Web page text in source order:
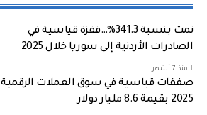
نمت بنسبة 341.3%…قفزة قياسية في
الصادرات الأردنية إلى سوريا خلال 2025
منذ 7 أشهر
صفقات قياسية في سوق العملات الرقمية
2025 بقيمة 8.6 مليار دولار